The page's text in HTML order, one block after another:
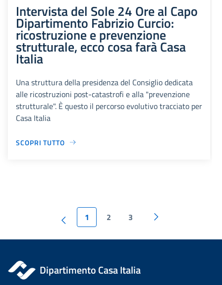
Intervista del Sole 24 Ore al Capo
Dipartimento Fabrizio Curcio:
ricostruzione e prevenzione
strutturale, ecco cosa farà Casa
Italia
Una struttura della presidenza del Consiglio dedicata
alle ricostruzioni post-catastrofi e alla "prevenzione
strutturale". È questo il percorso evolutivo tracciato per
Casa Italia
SCOPRI TUTTO
1 2 3
Dipartimento Casa Italia